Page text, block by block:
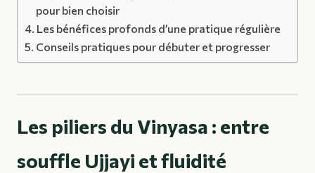
pour bien choisir
Les bénéfices profonds d’une pratique régulière
Conseils pratiques pour débuter et progresser
Les piliers du Vinyasa : entre
souffle Ujjayi et fluidité